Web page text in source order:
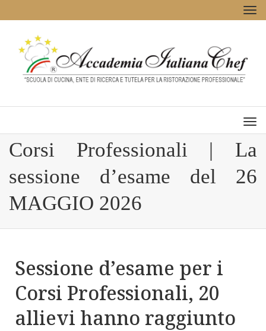
Corsi Professionali | La
sessione d’esame del 26
MAGGIO 2026
Sessione d’esame per i
Corsi Professionali, 20
allievi hanno raggiunto